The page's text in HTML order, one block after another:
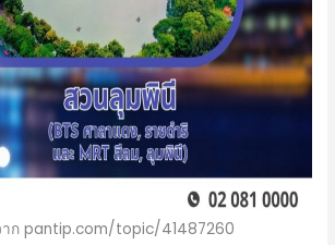
าก pantip.com/topic/41487260